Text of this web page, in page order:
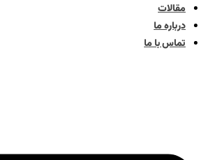
مقالات
درباره ما
تماس با ما